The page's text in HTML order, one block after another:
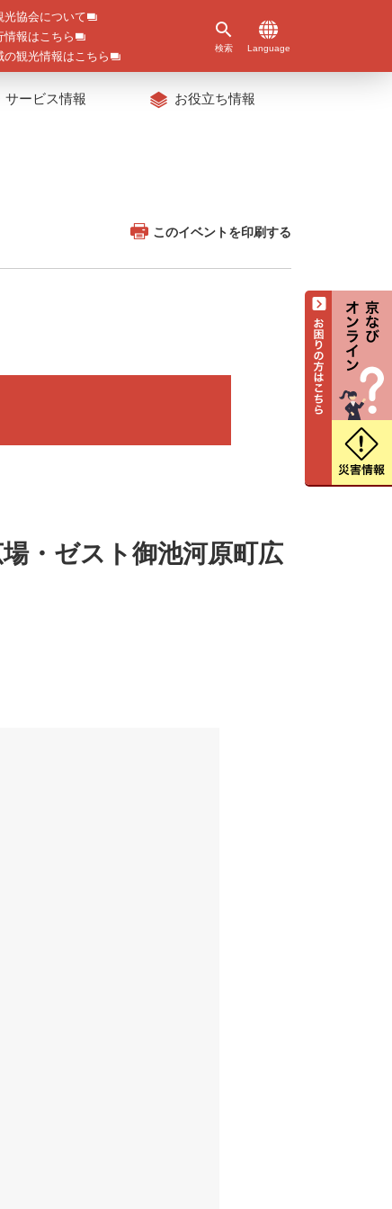
光協会について
情報はこちら
の観光情報はこちら
検索 Language
サービス情報 お役立ち情報
このイベントを印刷する
・ゼスト御池河原町広